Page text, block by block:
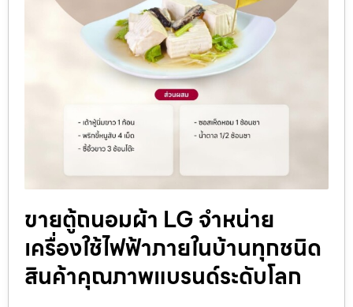
ขายตู้ถนอมผ้า LG จำหน่าย
เครื่องใช้ไฟฟ้าภายในบ้านทุกชนิด
สินค้าคุณภาพแบรนด์ระดับโลก